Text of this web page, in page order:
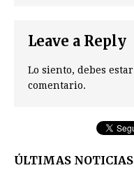
Leave a Reply
Lo siento, debes estar
comentario.
ÚLTIMAS NOTICIAS